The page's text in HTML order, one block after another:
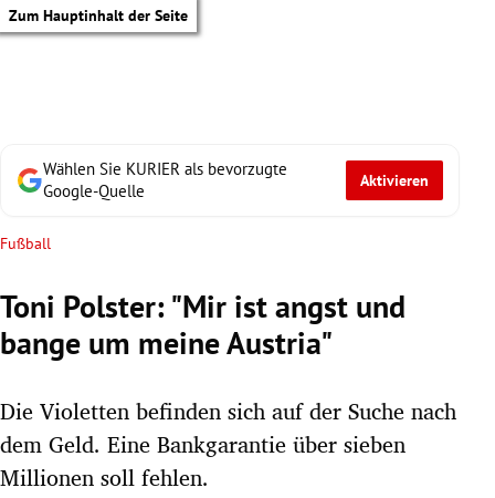
Zum Hauptinhalt der Seite
Untermenü
Wählen Sie KURIER als bevorzugte
Google-Quelle
Aktivieren
Fußball
Toni Polster: "Mir ist angst und
bange um meine Austria"
Die Violetten befinden sich auf der Suche nach
dem Geld. Eine Bankgarantie über sieben
Millionen soll fehlen.